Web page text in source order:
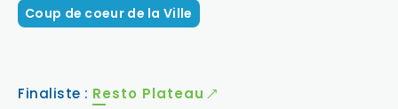
Coup de coeur de la Ville
Finaliste : Resto Plateau